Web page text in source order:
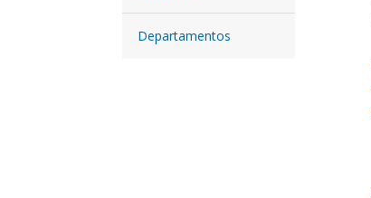
Departamentos